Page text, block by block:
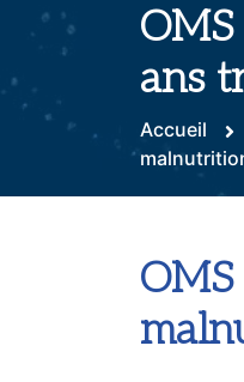
ans
Accueil